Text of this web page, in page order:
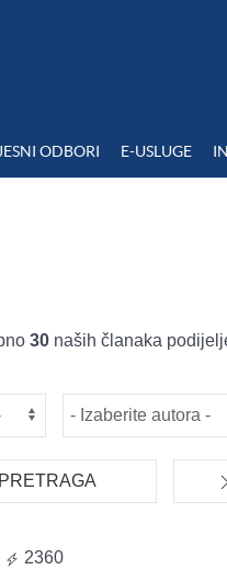
ODBORI E-USLUGE
30 naših članaka
PRETRAGA
2360